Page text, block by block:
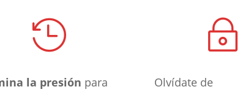

la presión para
~
Olvídate de